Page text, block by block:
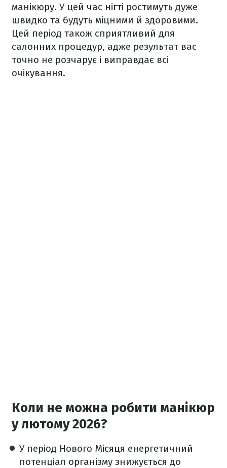
манікюру. У цей час нігті ростимуть дуже
швидко та будуть міцними й здоровими.
Цей період також сприятливий для
салонних процедур, адже результат вас
точно не розчарує і виправдає всі
очікування.
Коли не можна робити манікюр
у лютому 2026?
У період Нового Місяця енергетичний
потенціал організму знижується до